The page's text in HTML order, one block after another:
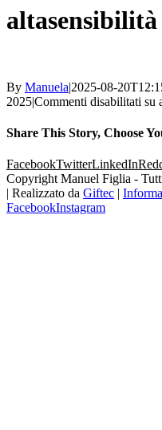
altasensibilità
By Manuela|2025-08-
2025|Commenti disabilitati su
Share This Story, Choose
FacebookTwitterLinkedIn
Copyright Manuel Figlia -
| Realizzato da Giftec |
FacebookInstagram